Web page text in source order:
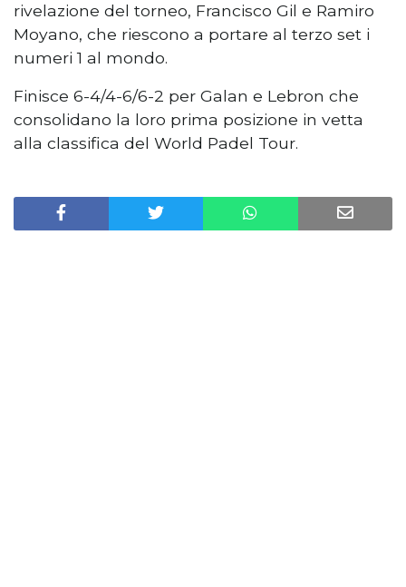
rivelazione del torneo, Francisco Gil e Ramiro
Moyano, che riescono a portare al terzo set i
numeri 1 al mondo.
Finisce 6-4/4-6/6-2 per Galan e Lebron che
consolidano la loro prima posizione in vetta
alla classifica del World Padel Tour.